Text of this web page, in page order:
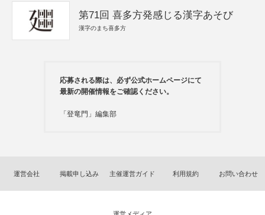
第71回 喜多方発感じる漢字あそび
漢字のまち喜多方
応募される際は、必ず公式ホームページにて
最新の開催情報をご確認ください。
「登竜門」編集部
運営会社 掲載申し込み 主催運営ガイド 利用規約 お問い合わせ